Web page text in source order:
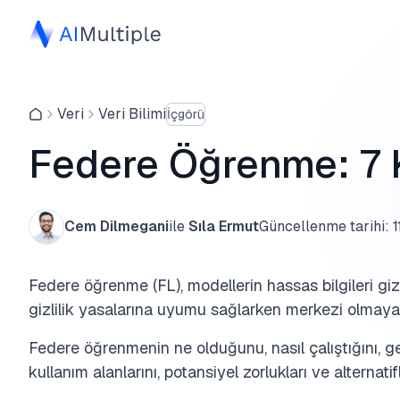
Veri Veri Bilimiİçgörü
Federe Öğrenme: 7
Cem DilmeganiileSıla ErmutGüncellenme tarihi:
Federe öğrenme (FL), modellerin hassas bilgileri
gizlilik yasalarına uyumu sağlarken merkezi
Federe öğrenmenin ne olduğunu, nasıl
kullanım alanlarını, potansiyel zorlukları ve